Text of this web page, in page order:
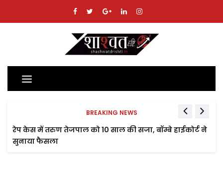
Toggle
navigation
BREAKING NEWS
रेप केस में तरुण तेजपाल को 10 साल की सजा, बॉम्बे हाईकोर्ट ने
सुनाया फैसला